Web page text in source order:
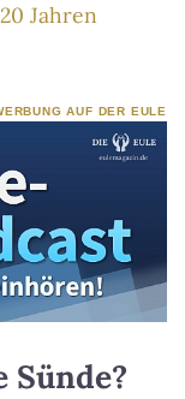
Jahren
AUF DER EULE